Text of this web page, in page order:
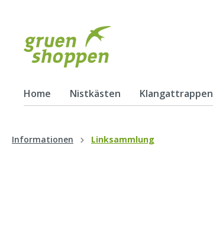
Home Nistkästen Klangattrappen
Zur Kategorie Nistkästen
Informationen Linksammlung